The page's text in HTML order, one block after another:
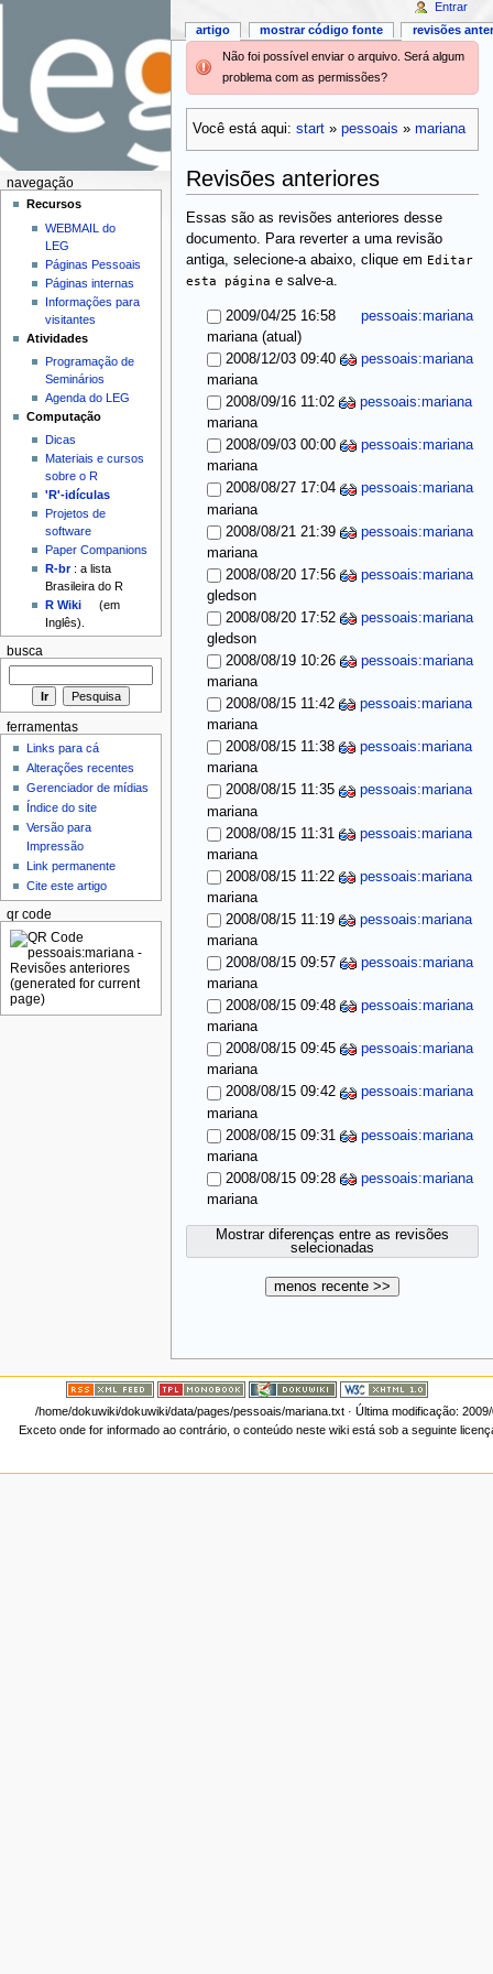
Não foi possível enviar o arquivo. Será algum
problema com as permissões?
Você está aqui: start» pessoais » mariana
Revisões anteriores
Essas são as revisões anteriores desse
documento. Para reverter a uma revisão
antiga, selecione-a abaixo, clique em Editar
esta página e salve-a.
2009/04/25 16:58
pessoais:mariana
mariana(atual)
2008/12/03 09:40
pessoais:mariana
mariana
2008/09/16 11:02
pessoais:mariana
mariana
2008/09/03 00:00
pessoais:mariana
mariana
2008/08/27 17:04
pessoais:mariana
mariana
2008/08/21 21:39
pessoais:mariana
mariana
2008/08/20 17:56
pessoais:mariana
gledson
2008/08/20 17:52
pessoais:mariana
gledson
2008/08/19 10:26
pessoais:mariana
mariana
2008/08/15 11:42
pessoais:mariana
mariana
2008/08/15 11:38
pessoais:mariana
mariana
2008/08/15 11:35
pessoais:mariana
mariana
2008/08/15 11:31
pessoais:mariana
mariana
2008/08/15 11:22
pessoais:mariana
mariana
2008/08/15 11:19
pessoais:mariana
mariana
2008/08/15 09:57
pessoais:mariana
mariana
2008/08/15 09:48
pessoais:mariana
mariana
2008/08/15 09:45
pessoais:mariana
mariana
2008/08/15 09:42
pessoais:mariana
mariana
2008/08/15 09:31
pessoais:mariana
mariana
2008/08/15 09:28
pessoais:mariana
mariana
Mostrar diferenças entre as revisões
selecionadas
menos recente >>
artigo mostrar código fonte revisões
Entrar
navegação
Recursos
WEBMAIL do
LEG
Páginas Pessoais
Páginas internas
Informações para
visitantes
Atividades
Programação de
Seminários
Agenda do LEG
Computação
Dicas
Materiais e cursos
sobre o R
'R'-idículas
Projetos de
software
Paper Companions
R-br: a lista
Brasileira do R
R Wiki
(em
Inglês).
busca
ferramentas
Links para cá
Alterações recentes
Gerenciador de mídias
Índice do site
Versão para
Impressão
Link permanente
Cite este artigo
qr code
/home/dokuwiki/dokuwiki/data/pages/pessoais/mariana.txt· Última modificação:
Exceto onde for informado ao contrário, o conteúdo neste wiki está sob a seguinte